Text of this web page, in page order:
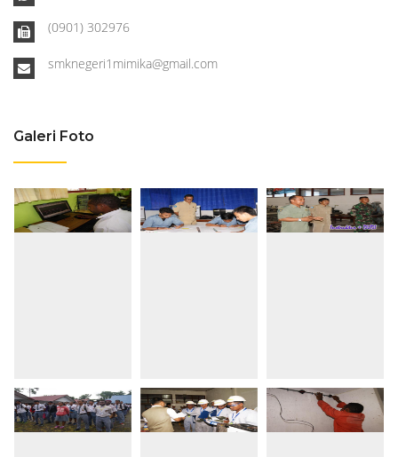
(0901) 302976
smknegeri1mimika@gmail.com
Galeri Foto